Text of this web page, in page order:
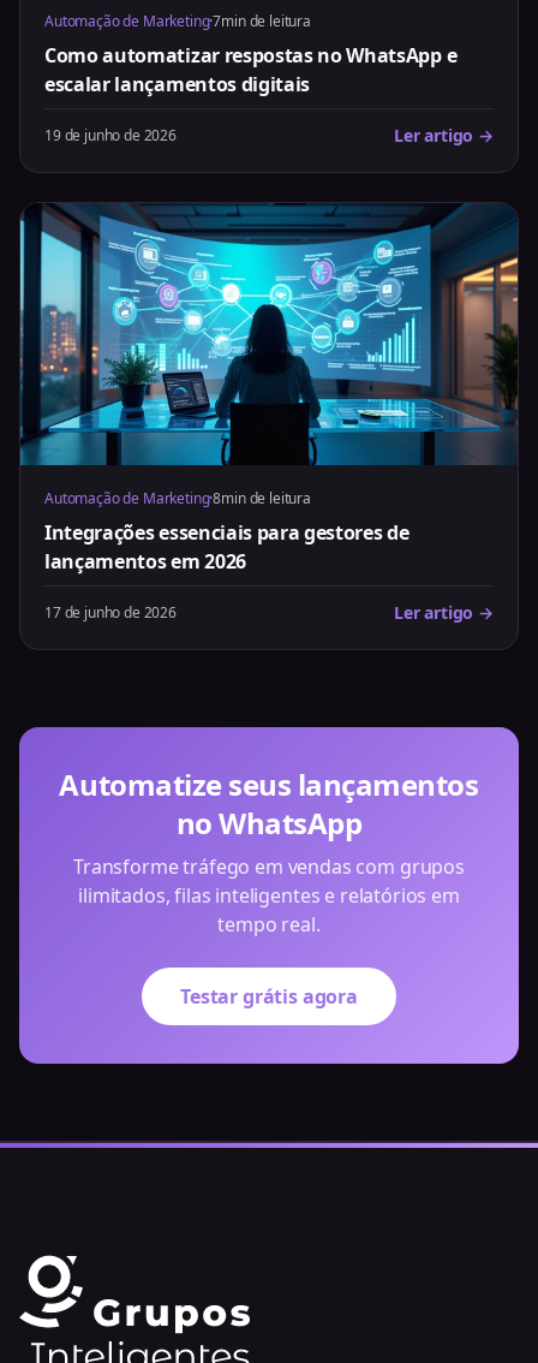
Automação de Marketing·7min de leitura
Como automatizar respostas no WhatsApp e
escalar lançamentos digitais
19 de junho de 2026 Ler artigo →
Automação de Marketing·8min de leitura
Integrações essenciais para gestores de
lançamentos em 2026
17 de junho de 2026 Ler artigo →
Automatize seus lançamentos
no WhatsApp
Transforme tráfego em vendas com grupos
ilimitados, filas inteligentes e relatórios em
tempo real.
Testar grátis agora